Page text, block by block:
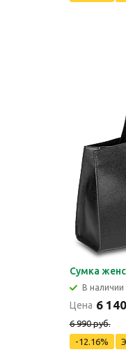
В наличии
Цена 6
6 990 руб.
-12.16%